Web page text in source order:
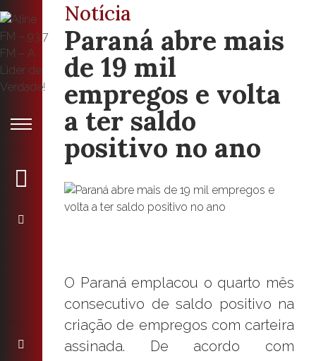
Notícia
Paraná abre mais
de 19 mil
empregos e volta
a ter saldo
positivo no ano
O Paraná emplacou o quarto mês
consecutivo de saldo positivo na
criação de empregos com carteira
assinada. De acordo com